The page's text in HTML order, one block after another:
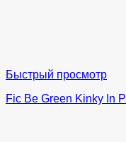
Быстрый просмотр
Fic Be Green Kinky In